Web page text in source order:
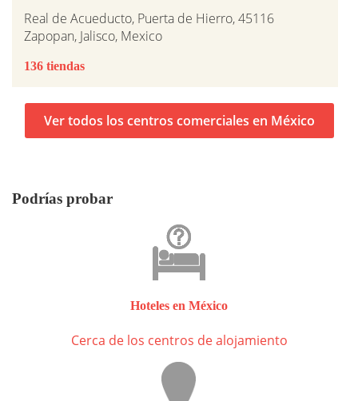
Real de Acueducto, Puerta de Hierro, 45116
Zapopan, Jalisco, Mexico
136 tiendas
Ver todos los centros comerciales en México
Podrías probar
Hoteles en México
Cerca de los centros de alojamiento